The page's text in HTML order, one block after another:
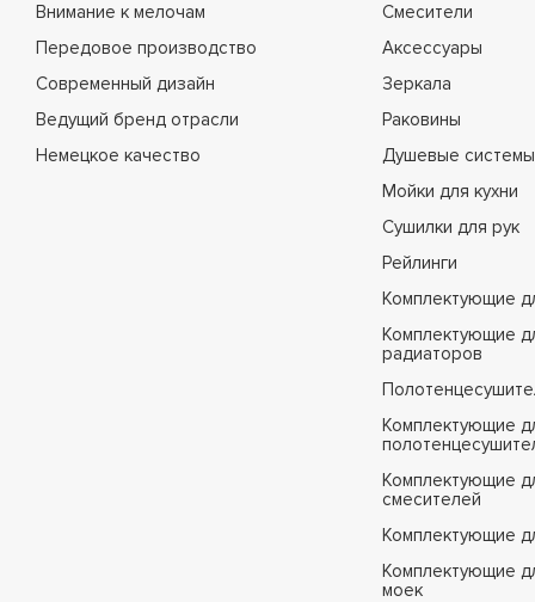
Внимание к мелочам
Передовое производство
Современный дизайн
Ведущий бренд отрасли
Немецкое качество
Смесители
Аксессуары
Зеркала
Раковины
Душевые системы
Мойки для кухни
Сушилки для рук
Рейлинги
Комплектующие
Комплектующие
радиаторов
Комплектующие
Комплектующие
смесителей
Комплектующие
Комплектующие
моек